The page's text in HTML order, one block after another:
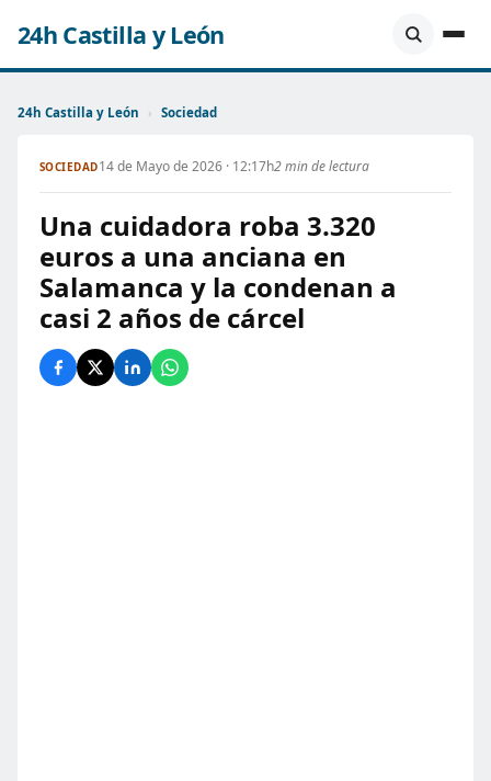
24h Castilla y León
24h Castilla y León › Sociedad
SOCIEDAD14 de Mayo de 2026 · 12:17h2 min de lectura
Una cuidadora roba 3.320
euros a una anciana en
Salamanca y la condenan a
casi 2 años de cárcel